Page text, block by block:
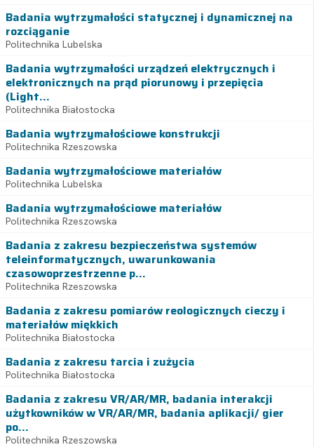
Badania wytrzymałości statycznej i dynamicznej na
rozciąganie
Politechnika Lubelska
Badania wytrzymałości urządzeń elektrycznych i
elektronicznych na prąd piorunowy i przepięcia
(Light...
Politechnika Białostocka
Badania wytrzymałościowe konstrukcji
Politechnika Rzeszowska
Badania wytrzymałościowe materiałów
Politechnika Lubelska
Badania wytrzymałościowe materiałów
Politechnika Rzeszowska
Badania z zakresu bezpieczeństwa systemów
teleinformatycznych, uwarunkowania
czasowoprzestrzenne p...
Politechnika Rzeszowska
Badania z zakresu pomiarów reologicznych cieczy i
materiałów miękkich
Politechnika Białostocka
Badania z zakresu tarcia i zużycia
Politechnika Białostocka
Badania z zakresu VR/AR/MR, badania interakcji
użytkowników w VR/AR/MR, badania aplikacji/ gier
po...
Politechnika Rzeszowska